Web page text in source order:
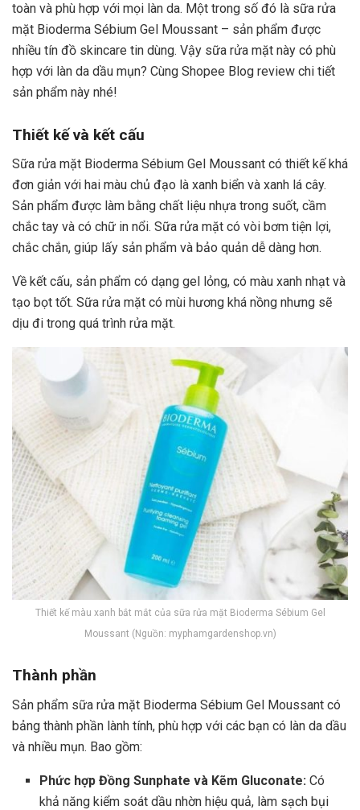
toàn và phù hợp với mọi làn da. Một trong số đó là sữa rửa
mặt Bioderma Sébium Gel Moussant – sản phẩm được
nhiều tín đồ skincare tin dùng. Vậy sữa rửa mặt này có phù
hợp với làn da dầu mụn? Cùng Shopee Blog review chi tiết
sản phẩm này nhé!
Thiết kế và kết cấu
Sữa rửa mặt Bioderma Sébium Gel Moussant có thiết kế khá
đơn giản với hai màu chủ đạo là xanh biển và xanh lá cây.
Sản phẩm được làm bằng chất liệu nhựa trong suốt, cầm
chắc tay và có chữ in nổi. Sữa rửa mặt có vòi bơm tiện lợi,
chắc chắn, giúp lấy sản phẩm và bảo quản dễ dàng hơn.
Về kết cấu, sản phẩm có dạng gel lỏng, có màu xanh nhạt và
tạo bọt tốt. Sữa rửa mặt có mùi hương khá nồng nhưng sẽ
dịu đi trong quá trình rửa mặt.
Thiết kế màu xanh bắt mắt của sữa rửa mặt Bioderma Sébium Gel
Moussant (Nguồn: myphamgardenshop.vn)
Thành phần
Sản phẩm sữa rửa mặt Bioderma Sébium Gel Moussant có
bảng thành phần lành tính, phù hợp với các bạn có làn da dầu
và nhiều mụn. Bao gồm:
Phức hợp Đồng Sunphate và Kẽm Gluconate: Có
khả năng kiểm soát dầu nhờn hiệu quả, làm sạch bụi